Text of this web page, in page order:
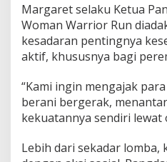
Margaret selaku Ketua
Woman Warrior Run
kesadaran pentingnya
aktif, khususnya bagi
“Kami ingin mengajak
berani bergerak,
kekuatannya sendiri lewat
Lebih dari sekadar lomba,